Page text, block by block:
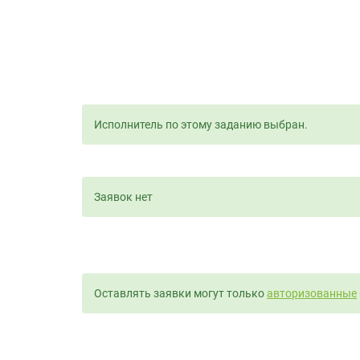
Исполнитель по этому заданию выбран.
Заявок нет
Оставлять заявки могут толькоавторизованные